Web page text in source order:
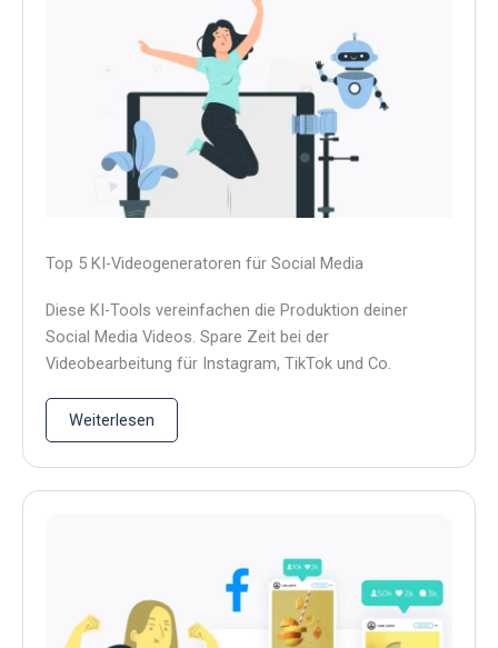
Top 5 KI-Videogeneratoren für Social Media
Diese KI-Tools vereinfachen die Produktion deiner
Social Media Videos. Spare Zeit bei der
Videobearbeitung für Instagram, TikTok und Co.
Weiterlesen